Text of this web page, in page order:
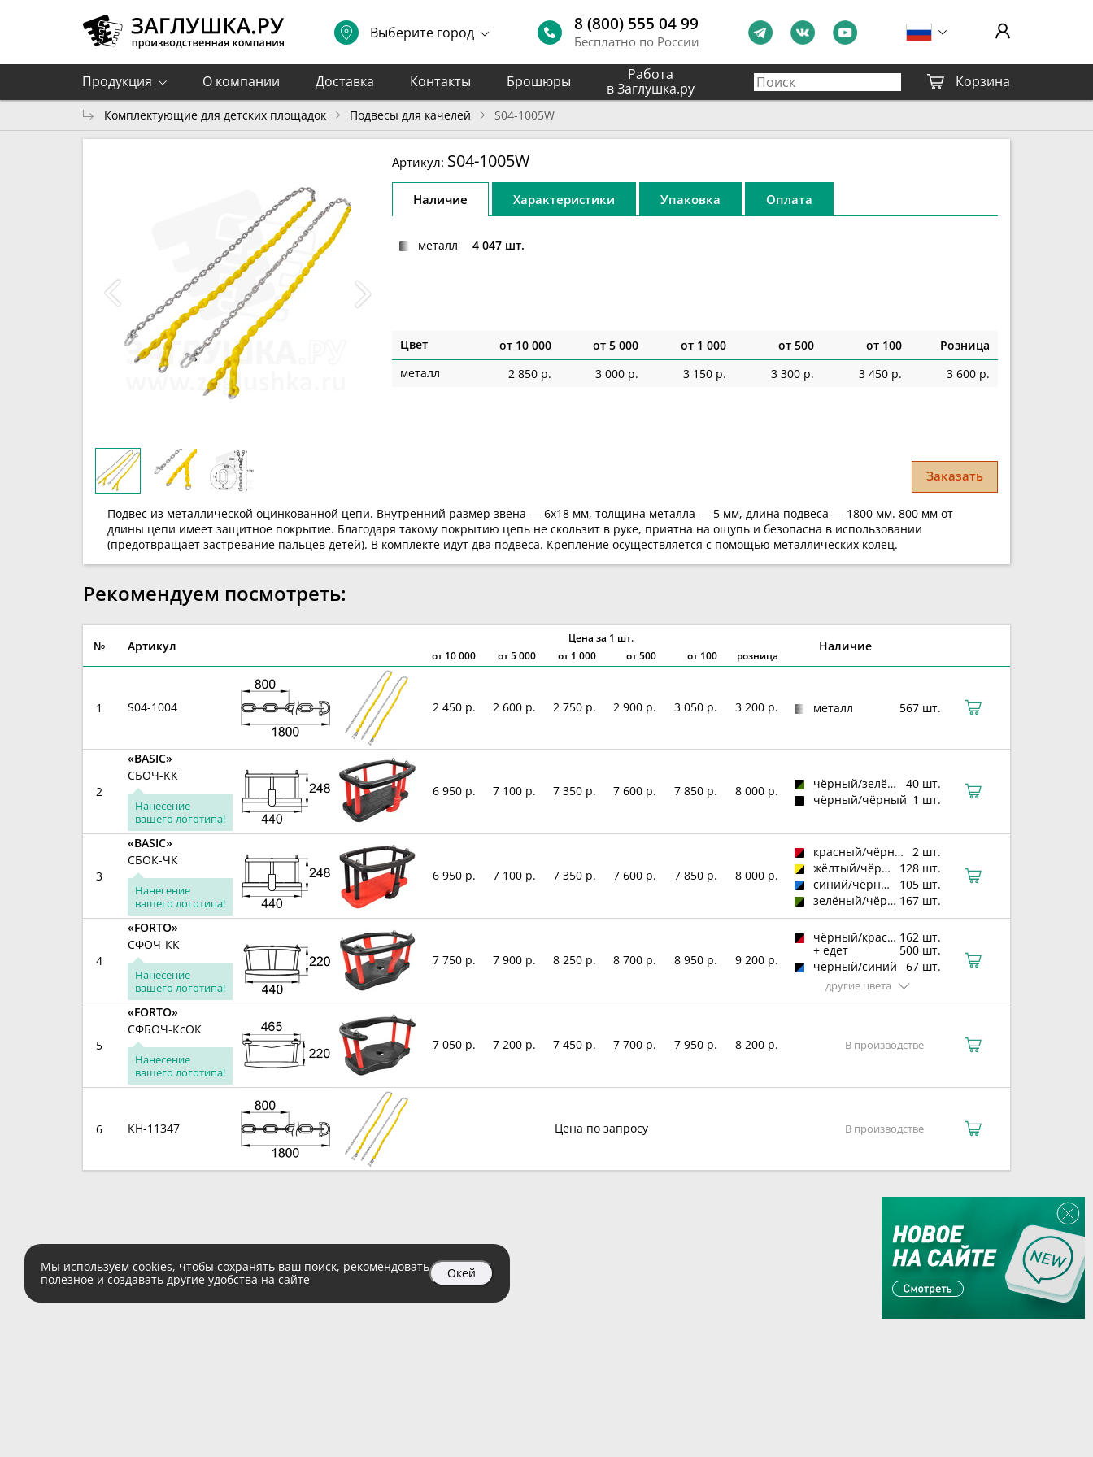
Выберите город 8 (800) 555 04 99
Бесплатно по России
Продукция О компании Доставка Контакты Брошюры
Работа
в Заглушка.ру
Корзина
Комплектующие для детских площадок Подвесы для качелей S04-1005W
Артикул: S04-1005W
Наличие Характеристики Упаковка Оплата
металл 4 047 шт.
Цвет от 10 000 от 5 000 от 1 000 от 500 от 100
Розница
металл
2 850 р. 3 000 р. 3 150 р. 3 300 р. 3 450 р. 3 600 р.
Заказать
Подвес из металлической оцинкованной цепи. Внутренний размер звена — 6х18 мм, толщина металла — 5 мм, длина подвеса — 1800 мм. 800 мм от
длины цепи имеет защитное покрытие. Благодаря такому покрытию цепь не скользит в руке, приятна на ощупь и безопасна в использовании
(предотвращает застревание пальцев детей). В комплекте идут два подвеса. Крепление осуществляется с помощью металлических колец.
Рекомендуем посмотреть:
№ Артикул
Цена за 1 шт.
Наличие
от 10 000 от5 000 от 1 000 от 500 от 100 розница
1 S04-1004 2 450 р. 2 600 р. 2 750 р. 2 900 р. 3 050 р. 3 200 р. металл 567 шт.
2
«BASIC»
СБОЧ-КК
Нанесение
вашего логотипа!
6 950 р. 7 100 р. 7 350 р. 7 600 р. 7 850 р. 8 000 р. чёрный/зелёный
40 шт.
чёрный/чёрный 1 шт.
3
«BASIC»
СБОК-ЧК
Нанесение
вашего логотипа!
6 950 р. 7 100 р. 7 350 р. 7 600 р. 7 850 р. 8 000 р.
красный/чёрный
2 шт.
жёлтый/чёрный
128 шт.
синий/чёрный
105 шт.
зелёный/чёрный
167 шт.
4
«FORTO»
СФОЧ-КК
Нанесение
вашего логотипа!
7 750 р. 7 900 р. 8 250 р. 8 700 р. 8 950 р. 9 200 р.
чёрный/красный
162 шт.
+ едет
500 шт.
чёрный/синий
67 шт.
другие цвета
5
«FORTO»
СФБОЧ-КсОК
Нанесение
вашего логотипа!
7 050 р. 7 200 р. 7 450 р. 7 700 р. 7 950 р. 8 200 р. В производстве
6 КН-11347 Цена по запросу В производстве
Мы используем cookies, чтобы сохранять ваш поиск, рекомендовать
полезное и создавать другие удобства на сайте
Окей